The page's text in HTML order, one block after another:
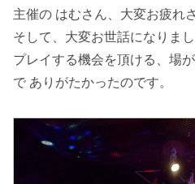
主催の はむさん、大変お疲れ
そして、大変お世話になりまし
プレイする機会を頂ける、場
で ありがたかったのです。